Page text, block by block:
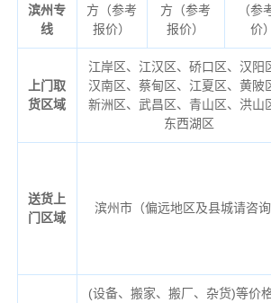
滨州专
线
方（参考
报价）
方（参考
报价）
（参
价）
上门取
货区域
江岸区、江汉区、硚口区、汉阳
汉南区、蔡甸区、江夏区、黄陂
新洲区、武昌区、青山区、洪山
东西湖区
送货上
门区域
滨州市（偏远地区及县城请咨询
(设备、搬家、搬厂、杂货)等价